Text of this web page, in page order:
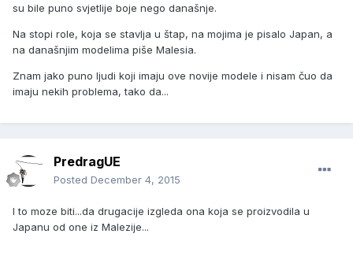
su bile puno svjetlije boje nego današnje.
Na stopi role, koja se stavlja u štap, na mojima je pisalo Japan, a
na današnjim modelima piše Malesia.
Znam jako puno ljudi koji imaju ove novije modele i nisam čuo da
imaju nekih problema, tako da...
PredragUE
Posted December 4, 2015
I to moze biti...da drugacije izgleda ona koja se proizvodila u
Japanu od one iz Malezije...